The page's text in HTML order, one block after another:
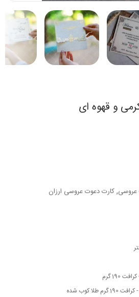
و قهوه ای
عروسی,کارت دعوت عروسی ارزان